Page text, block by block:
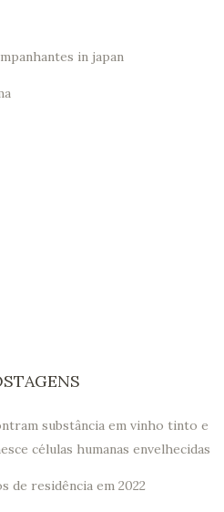
in japan
substância em vinho tinto e
células humanas envelhecidas
de residência em 2022